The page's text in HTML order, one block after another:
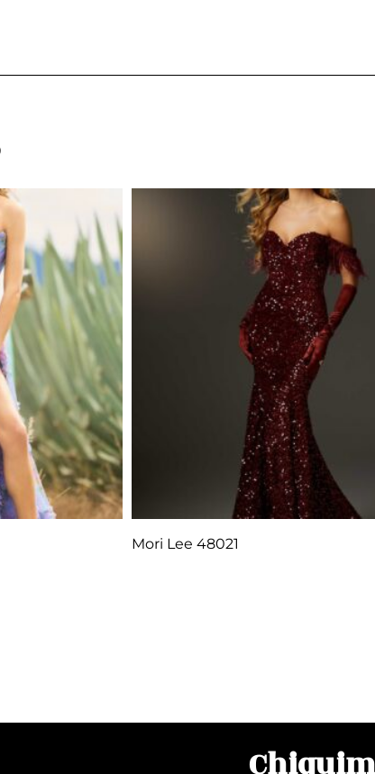
Mori Lee 48021